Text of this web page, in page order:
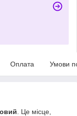
Оплата Умови
. Це місце,